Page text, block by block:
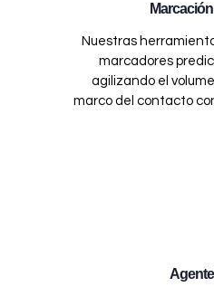
Nuestras
marcadores
agilizando el
marco del contacto